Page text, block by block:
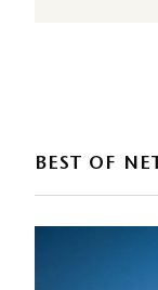
BEST OF